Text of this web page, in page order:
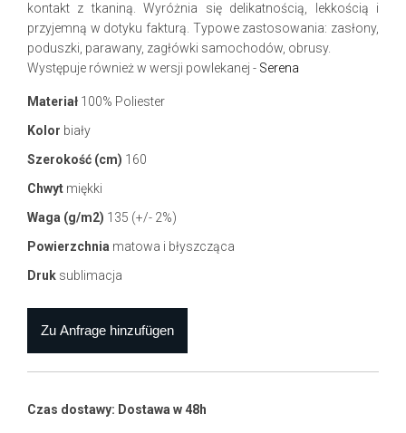
kontakt z tkaniną. Wyróżnia się delikatnością, lekkością i
przyjemną w dotyku fakturą. Typowe zastosowania: zasłony,
poduszki, parawany, zagłówki samochodów, obrusy.
Występuje również w wersji powlekanej - Serena
Materiał 100% Poliester
Kolor biały
Szerokość (cm) 160
Chwyt miękki
Waga (g/m2) 135 (+/- 2%)
Powierzchnia matowa i błyszcząca
Druk sublimacja
Czas dostawy: Dostawa w 48h